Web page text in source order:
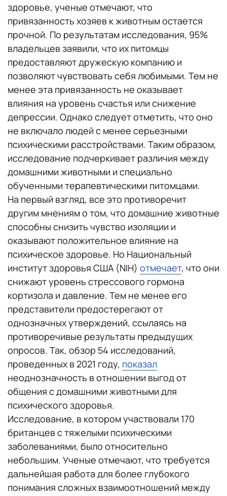
здоровье, ученые отмечают, что
привязанность хозяев к животным остается
прочной. По результатам исследования, 95%
владельцев заявили, что их питомцы
предоставляют дружескую компанию и
позволяют чувствовать себя любимыми. Тем не
менее эта привязанность не оказывает
влияния на уровень счастья или снижение
депрессии. Однако следует отметить, что оно
не включало людей с менее серьезными
психическими расстройствами. Таким образом,
исследование подчеркивает различия между
домашними животными и специально
обученными терапевтическими питомцами.
На первый взгляд, все это противоречит
другим мнениям о том, что домашние животные
способны снизить чувство изоляции и
оказывают положительное влияние на
психическое здоровье. Но Национальный
институт здоровья США (NIH) отмечает, что они
снижают уровень стрессового гормона
кортизола и давление. Тем не менее его
представители предостерегают от
однозначных утверждений, ссылаясь на
противоречивые результаты предыдущих
опросов. Так, обзор 54 исследований,
проведенных в 2021 году, показал
неоднозначность в отношении выгод от
общения с домашними животными для
психического здоровья.
Исследование, в котором участвовали 170
британцев с тяжелыми психическими
заболеваниями, было относительно
небольшим. Ученые отмечают, что требуется
дальнейшая работа для более глубокого
понимания сложных взаимоотношений между